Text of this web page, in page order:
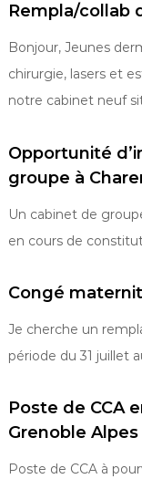
Rempla/collab
Bonjour, Jeunes
chirurgie, lasers et
notre cabinet neuf
Opportunité
groupe à
Un cabinet de
en cours de
Congé
Je cherche un
période du 31 juillet
Poste de CCA
Grenoble
Poste de CCA à